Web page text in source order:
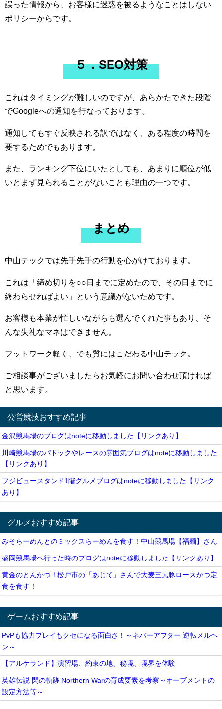
誤った情報から、お客様に迷惑を被るようなことはしない
ポリシーからです。
５．SEO対策
これはタイミングが難しいのですが、あらかたできた段階
でGoogleへの通知を行なっております。
通知してもすぐ反映される訳ではなく、ある程度の時間を
要するためでもあります。
また、ランキング下位にいたとしても、あまりに順位が低
いとまず見られることがないことも理由の一つです。
まとめ
中山テックでは先手先手の行動を心がけております。
これは「締め切りを○○日までに定めたので、その日までに
終わらせればよい」という意識がないためです。
お客様も本業が忙しいながらも選んでくれた事もあり、そ
んな失礼なマネはできません。
フットワーク軽く、でも質にはこだわる中山テック。
ご相談事がございましたらお気軽にお問い合わせ頂ければ
と思います。
公営競技おすすめ記事
金沢競馬場のブログはnoteに移動しました【リンクあり】
川崎競馬場のパドックやレースの雰囲気ブログはnoteに移動しました
【リンクあり】
フジビュースタンド1階グルメブログはnoteに移動しました【リンク
あり】
グルメおすすめ記事
みそらーめんとのミックスらーめんを食す！中山競馬場【福麺】さん
盛岡競馬場へ行った時のブログはnoteに移動しました【リンクあり】
黄金のとんかつ！松戸市の「あじて」さんで大麦三元豚ロースかつ定
食を食す！
ゲームおすすめ記事
PvPも協力プレイもクセになる面白さ！～ネバーアフター 逆転メルヘ
ン～
【アルケランド】演習場、約束の地、秘境、境界を体験
英雄伝説 閃の軌跡 Northern Warの育成要素を考察～オーブメントの
設定方法等～